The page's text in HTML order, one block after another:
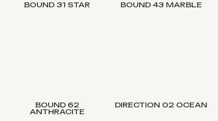
BOUND 31 STAR BOUND 43 MARBLE
BOUND 62
ANTHRACITE
DIRECTION 02 OCEAN